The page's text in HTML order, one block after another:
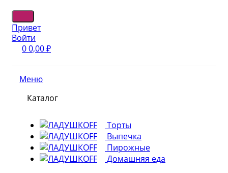
Привет
Войти
00,00₽
Меню
Каталог
Торты
Выпечка
Пирожные
Домашняя еда